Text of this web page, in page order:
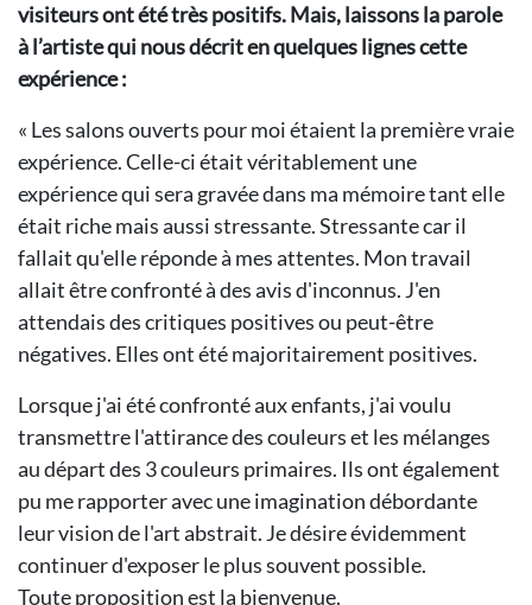
visiteurs ont été très positifs. Mais, laissons la parole
à l’artiste qui nous décrit en quelques lignes cette
expérience :
« Les salons ouverts pour moi étaient la première vraie
expérience. Celle-ci était véritablement une
expérience qui sera gravée dans ma mémoire tant elle
était riche mais aussi stressante. Stressante car il
fallait qu'elle réponde à mes attentes. Mon travail
allait être confronté à des avis d'inconnus. J'en
attendais des critiques positives ou peut-être
négatives. Elles ont été majoritairement positives.
Lorsque j'ai été confronté aux enfants, j'ai voulu
transmettre l'attirance des couleurs et les mélanges
au départ des 3 couleurs primaires. Ils ont également
pu me rapporter avec une imagination débordante
leur vision de l'art abstrait. Je désire évidemment
continuer d'exposer le plus souvent possible.
Toute proposition est la bienvenue.